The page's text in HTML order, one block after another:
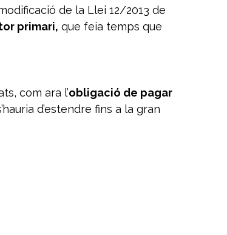
de la Llei 12/2013 de
primari, que feia temps que
com ara l’obligació de pagar
d’estendre fins a la gran